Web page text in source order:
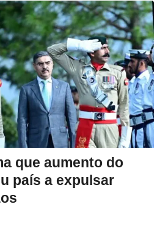
que aumento do
país a expulsar